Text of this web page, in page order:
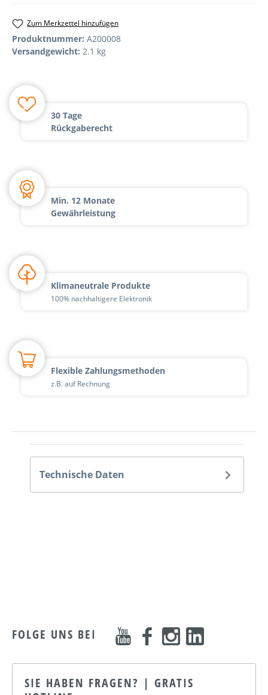
Zum Merkzettel hinzufügen
Produktnummer: A200008
Versandgewicht: 2.1 kg
30 Tage
Rückgaberecht
Min. 12 Monate
Gewährleistung
Klimaneutrale Produkte
100% nachhaltigere Elektronik
Flexible Zahlungsmethoden
z.B. auf Rechnung
Technische Daten
FOLGE UNS BEI
SIE HABEN FRAGEN? | GRATIS